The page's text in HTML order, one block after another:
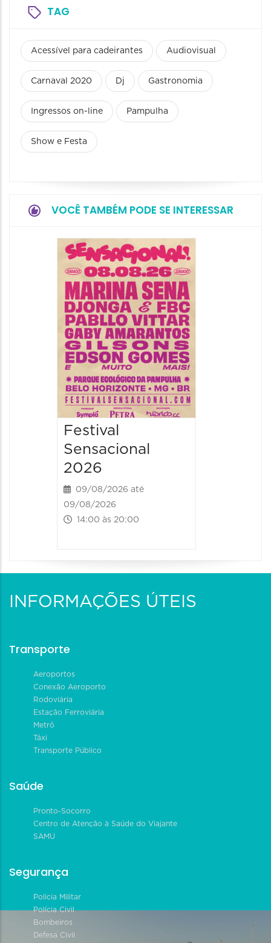
TAG
Acessível para cadeirantes Audiovisual
Carnaval 2020 Dj Gastronomia
Ingressos on-line Pampulha
Show e Festa
VOCÊ TAMBÉM PODE SE INTERESSAR
Festival
Sensacional
2026
09/08/2026 até
09/08/2026
14:00 às 20:00
INFORMAÇÕES ÚTEIS
Transporte
Aeroportos
Conexão Aeroporto
Rodoviária
Estação Ferroviária
Metrô
Táxi
Transporte Público
Saúde
Pronto-Socorro
Centro de Atenção à Saúde do Viajante
SAMU
Segurança
Polícia Militar
Polícia Civil
Bombeiros
Defesa Civil